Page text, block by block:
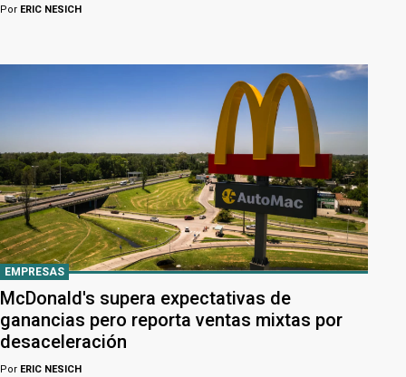
Por ERIC NESICH
EMPRESAS
McDonald's supera expectativas de
ganancias pero reporta ventas mixtas por
desaceleración
Por ERIC NESICH